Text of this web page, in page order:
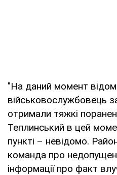
"На даний момент
військовослужбовець
отримали тяжкі
Теплинський в цей
пункті – невідомо.
команда про
інформації про факт